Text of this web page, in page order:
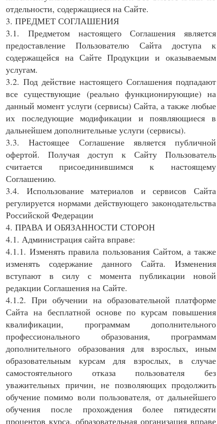
отдельности, содержащиеся на Сайте.
3. ПРЕДМЕТ СОГЛАШЕНИЯ
3.1. Предметом настоящего Соглашения является
предоставление Пользователю Сайта доступа к
содержащейся на Сайте Продукции и оказываемым
услугам.
3.2. Под действие настоящего Соглашения подпадают
все существующие (реально функционирующие) на
данный момент услуги (сервисы) Сайта, а также любые
их последующие модификации и появляющиеся в
дальнейшем дополнительные услуги (сервисы).
3.3. Настоящее Соглашение является публичной
офертой. Получая доступ к Сайту Пользователь
считается присоединившимся к настоящему
Соглашению.
3.4. Использование материалов и сервисов Сайта
регулируется нормами действующего законодательства
Российской Федерации
4. ПРАВА И ОБЯЗАННОСТИ СТОРОН
4.1. Администрация сайта вправе:
4.1.1. Изменять правила пользования Сайтом, а также
изменять содержание данного Сайта. Изменения
вступают в силу с момента публикации новой
редакции Соглашения на Сайте.
4.1.2. При обучении на образовательной платформе
Сайта на бесплатной основе по курсам повышения
квалификации, программам дополнительного
профессионального образования, программам
дополнительного образования для взрослых, иным
образовательным курсам для взрослых, в случае
самостоятельного отказа пользователя без
уважительных причин, не позволяющих продолжить
обучение помимо воли пользователя, от дальнейшего
обучения после прохождения более пятидесяти
процентов курса, образовательная организация вправе